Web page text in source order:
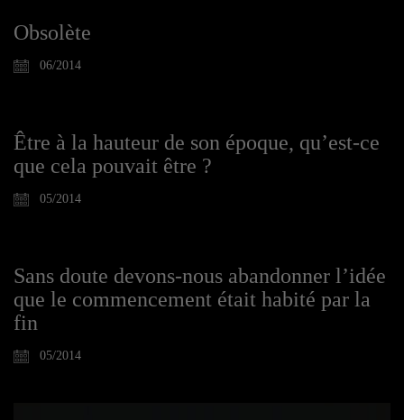
Obsolète
06/2014
Être à la hauteur de son époque, qu’est-ce
que cela pouvait être ?
05/2014
Sans doute devons-nous abandonner l’idée
que le commencement était habité par la
fin
05/2014